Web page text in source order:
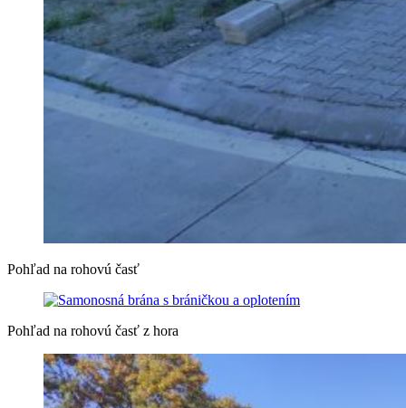
Pohľad na rohovú časť
Pohľad na rohovú časť z hora